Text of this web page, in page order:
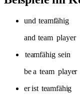
und teamfähig
and team player
teamfähig sein
be a team player
er ist teamfähig